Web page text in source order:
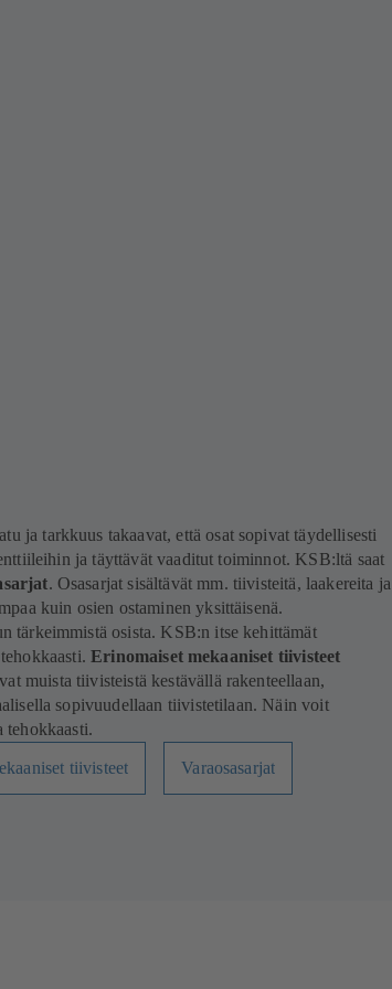
ja tarkkuus takaavat, että osat sopivat täydellisesti
ja täyttävät vaaditut toiminnot. KSB:ltä saat
. Osasarjat sisältävät mm. tiivisteitä, laakereita ja
kuin osien ostaminen yksittäisenä.
tärkeimmistä osista. KSB:n itse kehittämät
Erinomaiset mekaaniset tiivisteet
muista tiivisteistä kestävällä rakenteellaan,
sopivuudellaan tiivistetilaan. Näin voit
tehokkaasti.
tiivisteet Varaosasarjat